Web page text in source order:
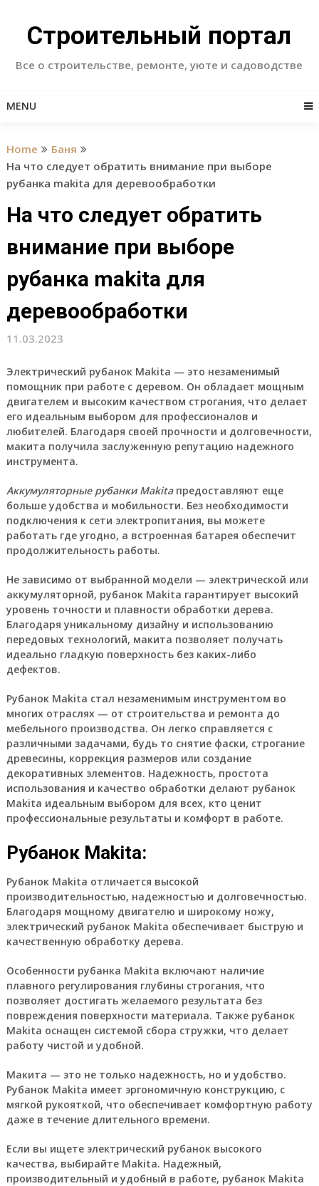
contentСтроительный портал
Все о строительстве, ремонте, уюте и садоводстве
MENU
Home
Баня
На что следует обратить внимание при выборе
рубанка makita для деревообработки
На что следует обратить
внимание при выборе
рубанка makita для
деревообработки
11.03.2023
Электрический рубанок Makita — это незаменимый
помощник при работе с деревом. Он обладает мощным
двигателем и высоким качеством строгания, что делает
его идеальным выбором для профессионалов и
любителей. Благодаря своей прочности и долговечности,
макита получила заслуженную репутацию надежного
инструмента.
Аккумуляторные рубанки Makitaпредоставляют еще
больше удобства и мобильности. Без необходимости
подключения к сети электропитания, вы можете
работать где угодно, а встроенная батарея обеспечит
продолжительность работы.
Не зависимо от выбранной модели — электрической или
аккумуляторной, рубанок Makita гарантирует высокий
уровень точности и плавности обработки дерева.
Благодаря уникальному дизайну и использованию
передовых технологий, макита позволяет получать
идеально гладкую поверхность без каких-либо
дефектов.
Рубанок Makita стал незаменимым инструментом во
многих отраслях — от строительства и ремонта до
мебельного производства. Он легко справляется с
различными задачами, будь то снятие фаски, строгание
древесины, коррекция размеров или создание
декоративных элементов. Надежность, простота
использования и качество обработки делают рубанок
Makita идеальным выбором для всех, кто ценит
профессиональные результаты и комфорт в работе.
Рубанок Makita:
Рубанок Makita отличается высокой
производительностью, надежностью и долговечностью.
Благодаря мощному двигателю и широкому ножу,
электрический рубанок Makita обеспечивает быструю и
качественную обработку дерева.
Особенности рубанка Makita включают наличие
плавного регулирования глубины строгания, что
позволяет достигать желаемого результата без
повреждения поверхности материала. Также рубанок
Makita оснащен системой сбора стружки, что делает
работу чистой и удобной.
Макита — это не только надежность, но и удобство.
Рубанок Makita имеет эргономичную конструкцию, с
мягкой рукояткой, что обеспечивает комфортную работу
даже в течение длительного времени.
Если вы ищете электрический рубанок высокого
качества, выбирайте Makita. Надежный,
производительный и удобный в работе, рубанок Makita